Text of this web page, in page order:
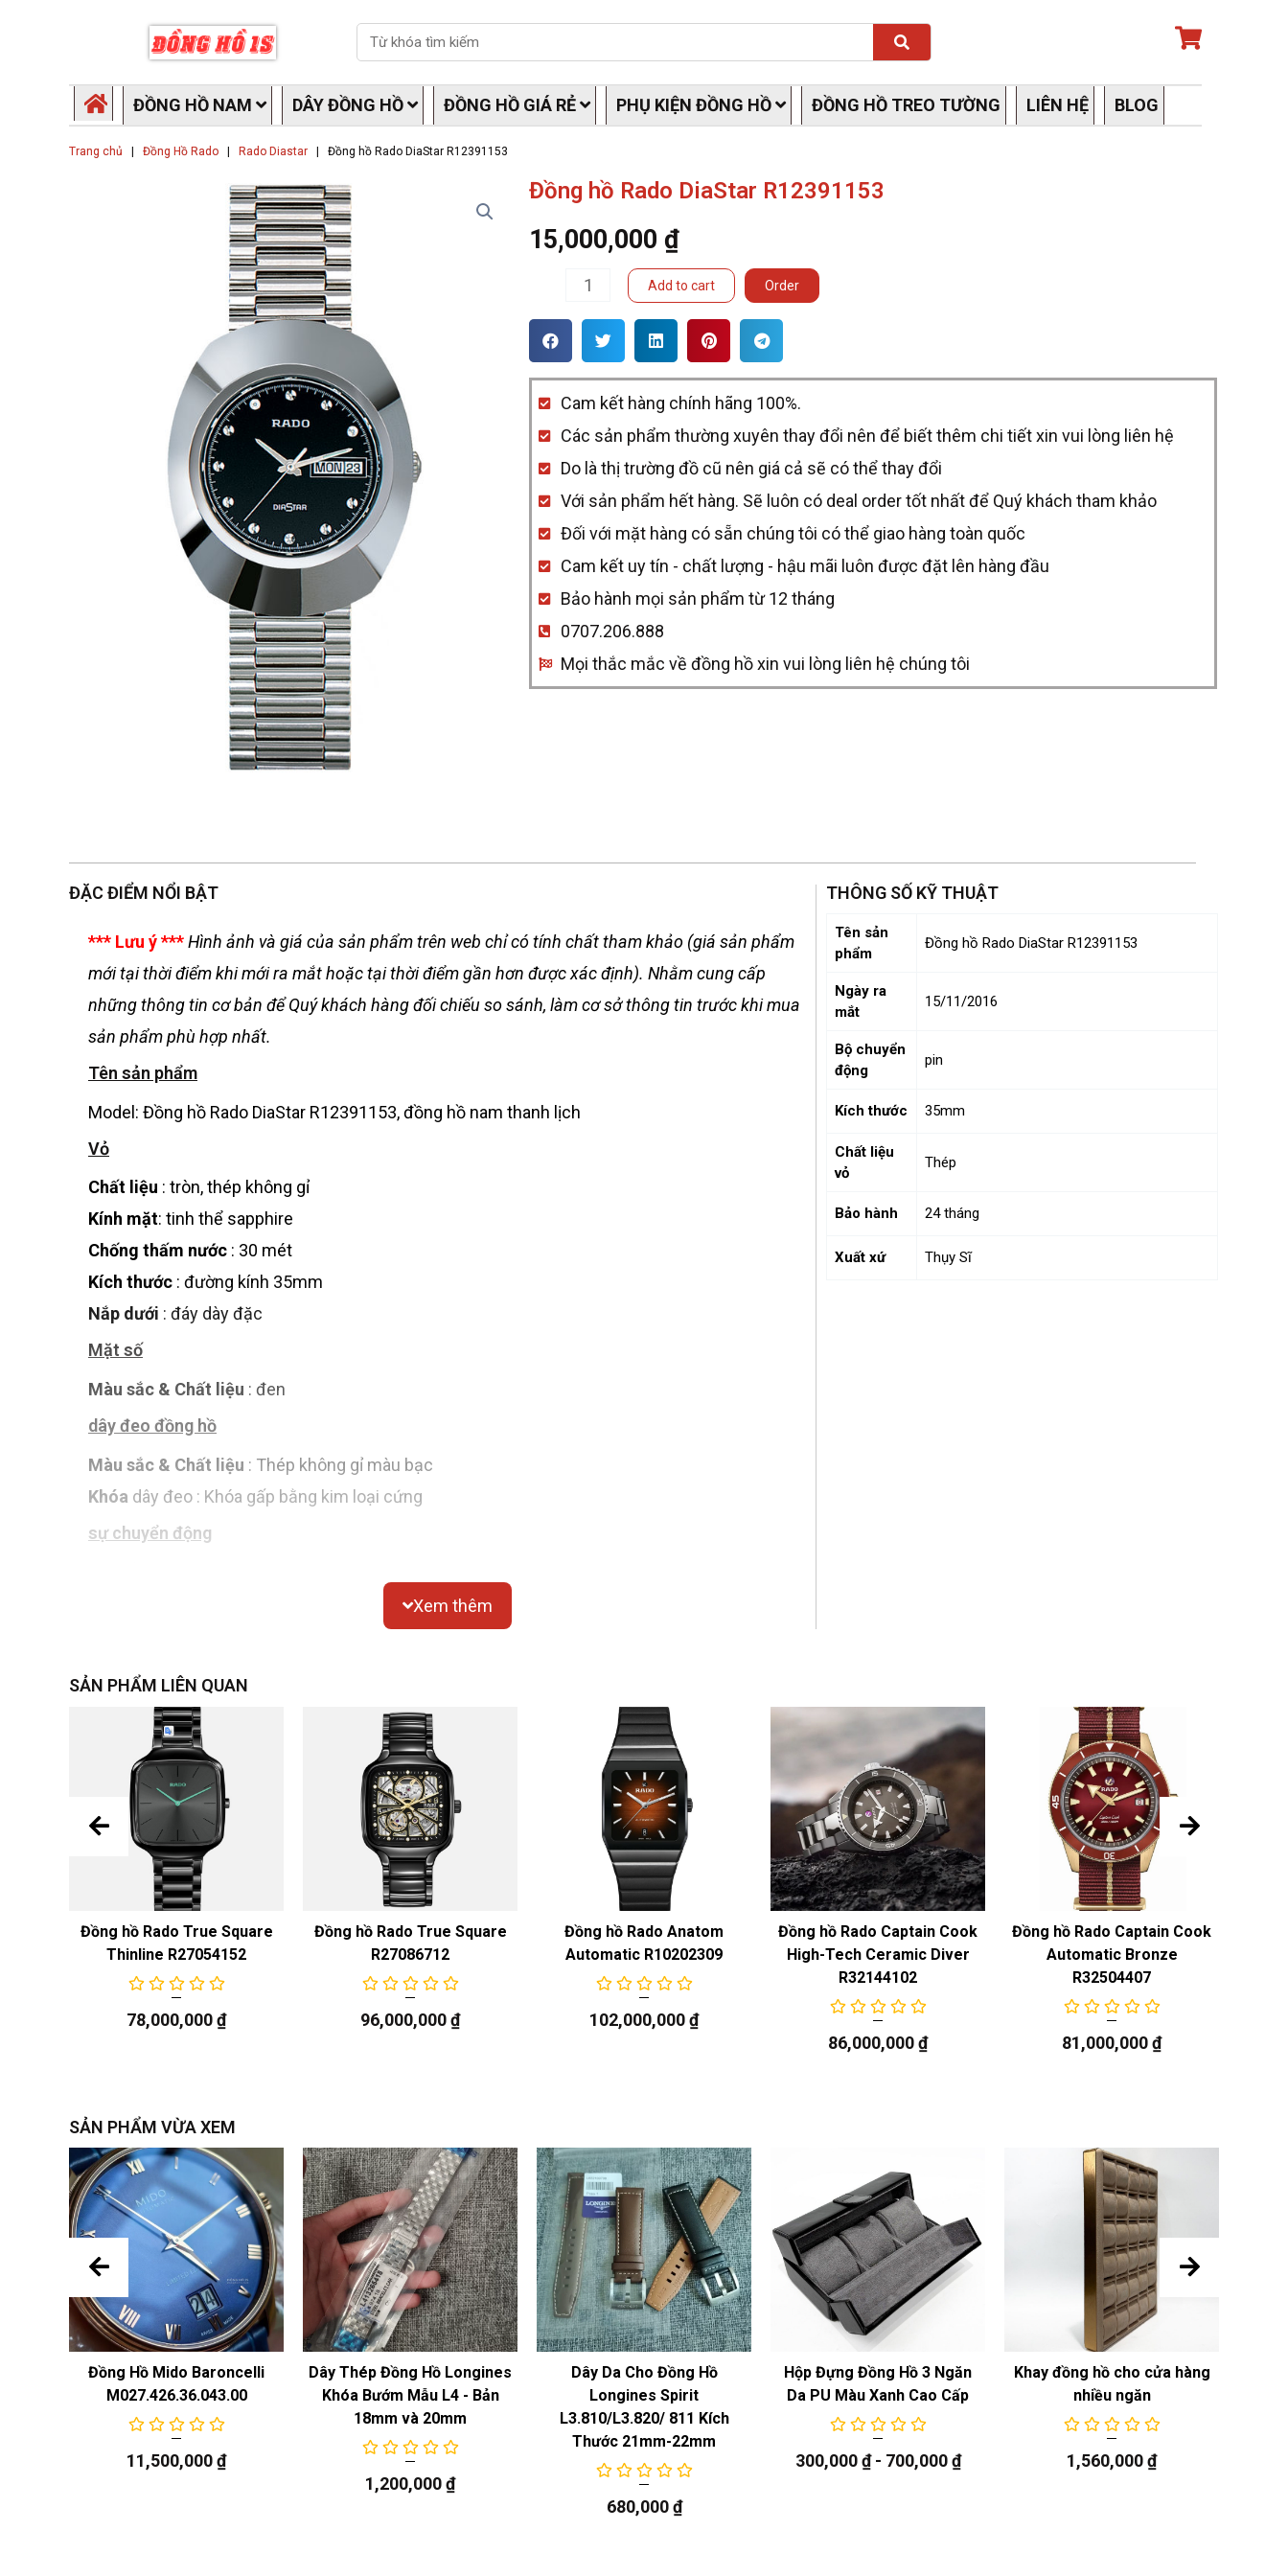
Search Search
ĐỒNG HỒ NAM DÂY ĐỒNG HỒ ĐỒNG HỒ GIÁ RẺ PHỤ KIỆN ĐỒNG HỒ ĐỒNG HỒ TREO TƯỜNG LIÊN HỆ BLOG
Trang chủ Đồng Hồ Rado Rado Diastar Đồng hồ Rado DiaStar R12391153
Đồng hồ Rado DiaStar R12391153
15,000,000 ₫
hồ
Rado
DiaStar
R12391153
quantity
Add to cart Order
Cam kết hàng chính hãng 100%.
Các sản phẩm thường xuyên thay đổi nên để biết thêm chi tiết xin vui lòng liên hệ
Do là thị trường đồ cũ nên giá cả sẽ có thể thay đổi
Với sản phẩm hết hàng. Sẽ luôn có deal order tốt nhất để Quý khách tham khảo
Đối với mặt hàng có sẵn chúng tôi có thể giao hàng toàn quốc
Cam kết uy tín - chất lượng - hậu mãi luôn được đặt lên hàng đầu
Bảo hành mọi sản phẩm từ 12 tháng
0707.206.888
Mọi thắc mắc về đồng hồ xin vui lòng liên hệ chúng tôi
ĐẶC ĐIỂM NỔI BẬT
*** Lưu ý ***Hình ảnh và giá của sản phẩm trên web chỉ có tính chất tham khảo (giá sản phẩm
mới tại thời điểm khi mới ra mắt hoặc tại thời điểm gần hơn được xác định). Nhằm cung cấp
những thông tin cơ bản để Quý khách hàng đối chiếu so sánh, làm cơ sở thông tin trước khi mua
sản phẩm phù hợp nhất.
Tên sản phẩm
Model: Đồng hồ Rado DiaStar R12391153, đồng hồ nam thanh lịch
Vỏ
Chất liệu : tròn, thép không gỉ
Kính mặt: tinh thể sapphire
Chống thấm nước : 30 mét
Kích thước : đường kính 35mm
Nắp dưới : đáy dày đặc
Mặt số
Màu sắc & Chất liệu : đen
dây đeo đồng hồ
Màu sắc & Chất liệu : Thép không gỉ màu bạc
Khóa dây đeo : Khóa gấp bằng kim loại cứng
sự chuyển động
Xem thêm
THÔNG SỐ KỸ THUẬT
Tên sản
phẩm
Đồng hồ Rado DiaStar R12391153
Ngày ra
mắt
15/11/2016
Bộ chuyển
động
pin
Kích thước 35mm
Chất liệu
vỏ
Thép
Bảo hành 24 tháng
Xuất xứ Thụy Sĩ
SẢN PHẨM LIÊN QUAN
Đồng hồ Rado True Square
Thinline R27054152
78,000,000₫
Đồng hồ Rado True Square
R27086712
96,000,000₫
Đồng hồ Rado Anatom
Automatic R10202309
102,000,000₫
Đồng hồ Rado Captain Cook
High-Tech Ceramic Diver
R32144102
86,000,000₫
Đồng hồ Rado Captain Cook
Automatic Bronze
R32504407
81,000,000₫
SẢN PHẨM VỪA XEM
Đồng Hồ Mido Baroncelli
M027.426.36.043.00
11,500,000₫
Dây Thép Đồng Hồ Longines
Khóa Bướm Mẫu L4 - Bản
18mm và 20mm
1,200,000₫
Dây Da Cho Đồng Hồ
Longines Spirit
L3.810/L3.820/ 811 Kích
Thước 21mm-22mm
680,000₫
Hộp Đựng Đồng Hồ 3 Ngăn
Da PU Màu Xanh Cao Cấp
300,000₫- 700,000₫
Khay đồng hồ cho cửa hàng
nhiều ngăn
1,560,000₫